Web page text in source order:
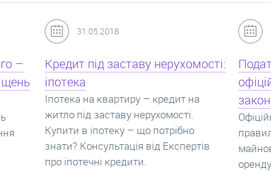
24.07.2017
Податок з оренди квартири,
офіційний договір оренди та
законна здача житла
Офіційно здати квартиру в найм. Як
правильно укладати договір
майнового найму, який податок за
оренду квартири. Законно здати
ціни